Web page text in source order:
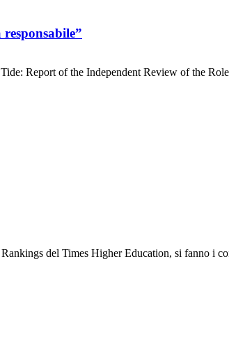
Report of the Independent Review of the
del Times Higher Education, si fanno i